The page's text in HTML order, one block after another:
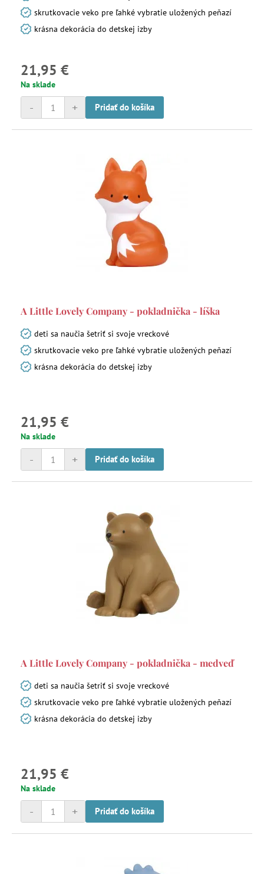
skrutkovacie veko pre ľahké vybratie uložených peňazí
krásna dekorácia do detskej izby
21,95 €
Na sklade
+
- Pridať do košíka
A Little Lovely Company - pokladnička - líška
deti sa naučia šetriť si svoje vreckové
skrutkovacie veko pre ľahké vybratie uložených peňazí
krásna dekorácia do detskej izby
21,95 €
Na sklade
+
- Pridať do košíka
A Little Lovely Company - pokladnička - medveď
deti sa naučia šetriť si svoje vreckové
skrutkovacie veko pre ľahké vybratie uložených peňazí
krásna dekorácia do detskej izby
21,95 €
Na sklade
+
- Pridať do košíka